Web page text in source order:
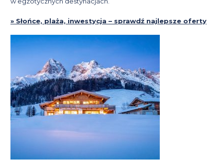
» Słońce, plaża, inwestycja – sprawdź najlepsze oferty